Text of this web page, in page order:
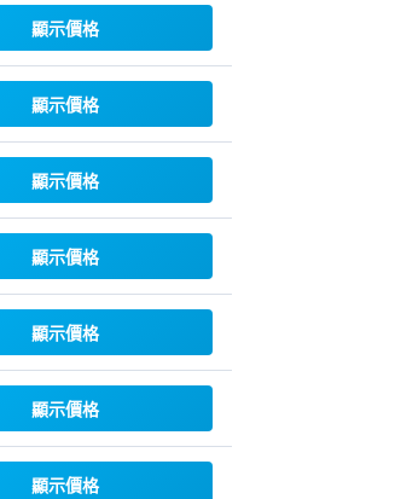
顯示價格
顯示價格
顯示價格
顯示價格
顯示價格
顯示價格
顯示價格